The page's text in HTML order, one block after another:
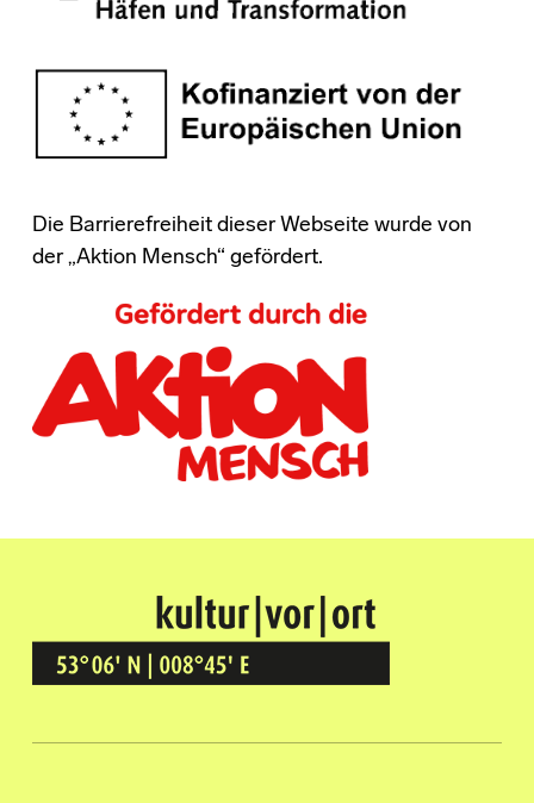
Die Barrierefreiheit dieser Webseite wurde von
der „Aktion Mensch“ gefördert.
Kultur Vor Ort
BREMEN GRÖPELINGEN